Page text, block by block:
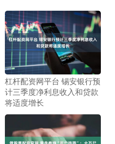
​杠杆配资网平台 锡安银行预
计三季度净利息收入和贷款
将适度增长